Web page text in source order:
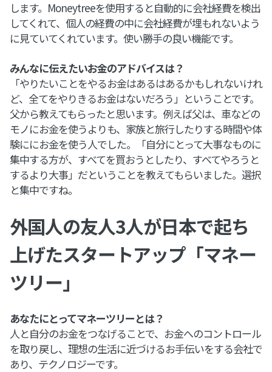
します。Moneytreeを使用すると自動的に会社経費を検出
してくれて、個人の経費の中に会社経費が埋もれないよう
に見ていてくれています。使い勝手の良い機能です。
みんなに伝えたいお金のアドバイスは？
「やりたいことをやるお金はあるはあるかもしれないけれ
ど、全てをやりきるお金はないだろう」ということです。
父から教えてもらったと思います。例えば父は、車などの
モノにお金を使うよりも、家族と旅行したりする時間や体
験ににお金を使う人でした。「自分にとって大事なものに
集中する方が、すべてを買おうとしたり、すべてやろうと
するより大事」だということを教えてもらいました。選択
と集中ですね。
外国人の友人3人が日本で起ち
上げたスタートアップ「マネー
ツリー」
あなたにとってマネーツリーとは？
人と自分のお金をつなげることで、お金へのコントロール
を取り戻し、理想の生活に近づけるお手伝いをする会社で
あり、テクノロジーです。